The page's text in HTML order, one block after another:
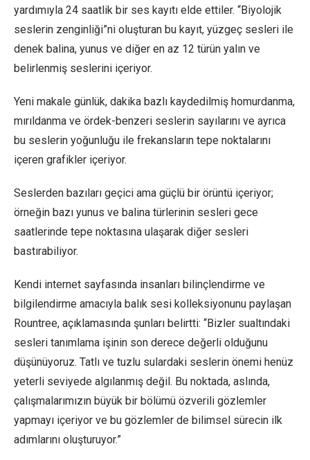
yardımıyla 24 saatlik bir ses kayıtı elde ettiler. “Biyolojik
seslerin zenginliği”ni oluşturan bu kayıt, yüzgeç sesleri ile
denek balina, yunus ve diğer en az 12 türün yalın ve
belirlenmiş seslerini içeriyor.
Yeni makale günlük, dakika bazlı kaydedilmiş homurdanma,
mırıldanma ve ördek-benzeri seslerin sayılarını ve ayrıca
bu seslerin yoğunluğu ile frekansların tepe noktalarını
içeren grafikler içeriyor.
Seslerden bazıları geçici ama güçlü bir örüntü içeriyor;
örneğin bazı yunus ve balina türlerinin sesleri gece
saatlerinde tepe noktasına ulaşarak diğer sesleri
bastırabiliyor.
Kendi internet sayfasında insanları bilinçlendirme ve
bilgilendirme amacıyla balık sesi kolleksiyonunu paylaşan
Rountree, açıklamasında şunları belirtti: “Bizler sualtındaki
sesleri tanımlama işinin son derece değerli olduğunu
düşünüyoruz. Tatlı ve tuzlu sulardaki seslerin önemi henüz
yeterli seviyede algılanmış değil. Bu noktada, aslında,
çalışmalarımızın büyük bir bölümü özverili gözlemler
yapmayı içeriyor ve bu gözlemler de bilimsel sürecin ilk
adımlarını oluşturuyor.”